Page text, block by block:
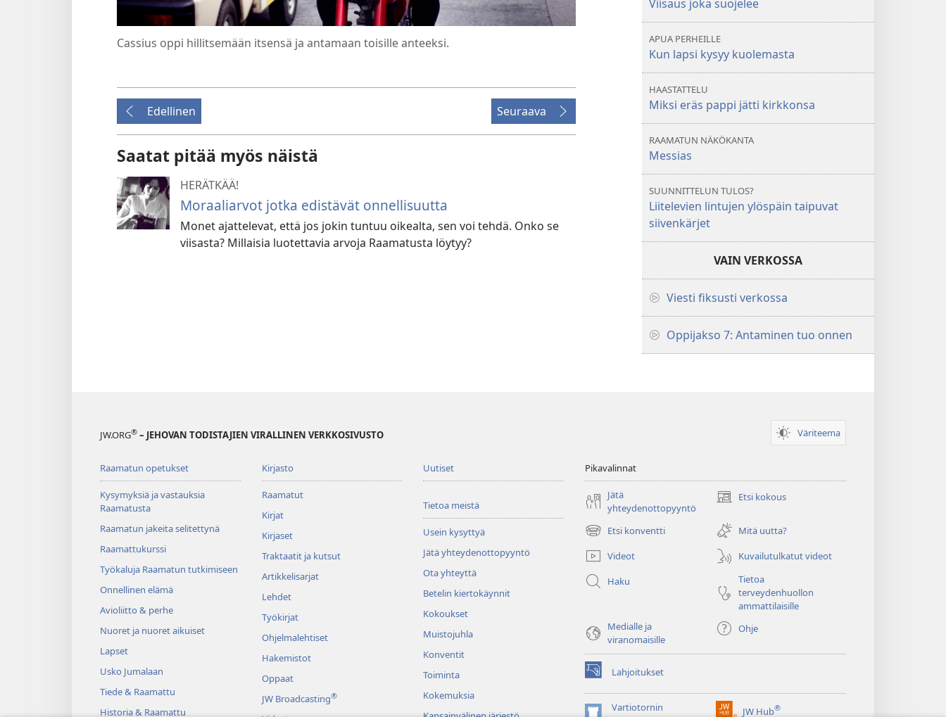
Cassius oppi hillitsemään itsensä ja antamaan toisille anteeksi.
Edellinen Seuraava
Saatat pitää myös näistä
HERÄTKÄÄ!
Moraaliarvot jotka edistävät onnellisuutta
Monet ajattelevat, että jos jokin tuntuu oikealta, sen voi tehdä. Onko se
viisasta? Millaisia luotettavia arvoja Raamatusta löytyy?
Viisaus joka suojelee
APUA PERHEILLE
Kun lapsi kysyy kuolemasta
HAASTATTELU
Miksi eräs pappi jätti kirkkonsa
RAAMATUN NÄKÖKANTA
Messias
SUUNNITTELUN TULOS?
Liitelevien lintujen ylöspäin taipuvat
siivenkärjet
VAIN VERKOSSA
Viesti fiksusti verkossa
Oppijakso 7: Antaminen tuo onnen
JW.ORG® – JEHOVAN TODISTAJIEN VIRALLINEN VERKKOSIVUSTO Väriteema
Raamatun opetukset
Kysymyksiä ja vastauksia
Raamatusta
Raamatun jakeita selitettynä
Raamattukurssi
Työkaluja Raamatun tutkimiseen
Onnellinen elämä
Avioliitto & perhe
Nuoret ja nuoret aikuiset
Lapset
Usko Jumalaan
Tiede & Raamattu
Historia & Raamattu
Kirjasto
Raamatut
Kirjat
Kirjaset
Traktaatit ja kutsut
Artikkelisarjat
Lehdet
Työkirjat
Ohjelmalehtiset
Hakemistot
Oppaat
JW Broadcasting®
Uutiset
Tietoa meistä
Usein kysyttyä
Jätä yhteydenottopyyntö
Ota yhteyttä
Betelin kiertokäynnit
Kokoukset
Muistojuhla
Konventit
Toiminta
Kokemuksia
Pikavalinnat
Jätä
yhteydenottopyyntö
Etsi kokous
(avaa
ikkunan)
Etsi konventti
(avaa
uuden
ikkunan)
Mitä uutta?
Videot
Kuvailutulkatut videot
Haku
Tietoa
terveydenhuollon
ammattilaisille
Medialle ja
viranomaisille
Ohje
Lahjoitukset
(avaa
uuden
ikkunan)Vartiotornin
JW Hub®